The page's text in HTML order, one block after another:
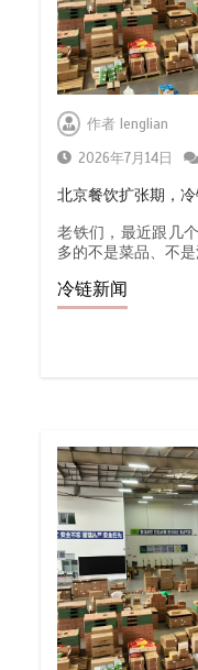
作者 lenglian
2026年7月14日
北京餐饮扩张期，
老铁们，最近跟几
多的不是菜品、不是
冷链新闻